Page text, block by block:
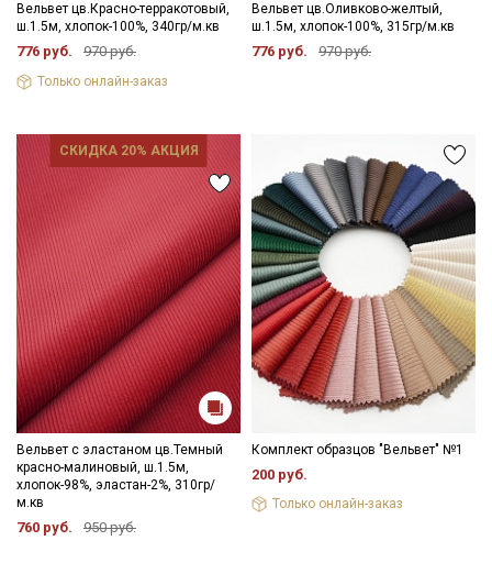
Вельвет цв.Красно-терракотовый,
ш.1.5м, хлопок-100%, 340гр/м.кв
776 руб. 970 руб.
Только онлайн-заказ
Вельвет цв.Оливково-желтый,
ш.1.5м, хлопок-100%, 315гр/м.кв
776 руб. 970 руб.
СКИДКА 20% АКЦИЯ
Вельвет с эластаном цв.Темный
красно-малиновый, ш.1.5м,
хлопок-98%, эластан-2%, 310гр/
м.кв
760 руб. 950 руб.
Комплект образцов "Вельвет" №1
200 руб.
Только онлайн-заказ